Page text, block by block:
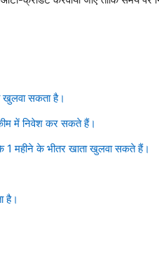
खुलवा सकता है।
में निवेश कर सकते हैं।
1 महीने के भीतर खाता खुलवा सकते हैं।
है।